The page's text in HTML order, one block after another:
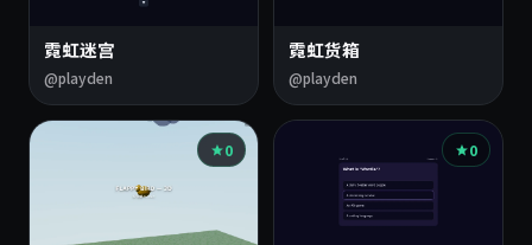
霓虹迷宫
@playden
霓虹货箱
@playden
0 0